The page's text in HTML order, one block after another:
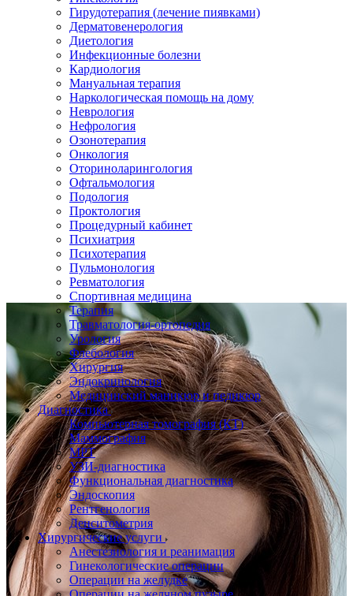
Гирудотерапия (лечение пиявками)
Дерматовенерология
Диетология
Инфекционные болезни
Кардиология
Мануальная терапия
Наркологическая помощь на дому
Неврология
Нефрология
Озонотерапия
Онкология
Оториноларингология
Офтальмология
Подология
Проктология
Процедурный кабинет
Психиатрия
Психотерапия
Пульмонология
Ревматология
Спортивная медицина
Терапия
Травматология-ортопедия
Урология
Флебология
Хирургия
Эндокринология
Медицинский маникюр и педикюр
Диагностика
Компьютерная томография (КТ)
Маммография
МРТ
УЗИ-диагностика
Функциональная диагностика
Эндоскопия
Рентгенология
Денситометрия
Хирургические услуги
Анестезиология и реанимация
Гинекологические операции
Операции на желудке